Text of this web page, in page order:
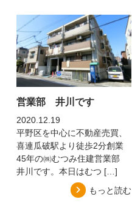
営業部 井川です
2020.12.19
平野区を中心に不動産売買、
喜連瓜破駅より徒歩2分創業
45年の㈱むつみ住建営業部
井川です。本日はむつ […]
もっと読む